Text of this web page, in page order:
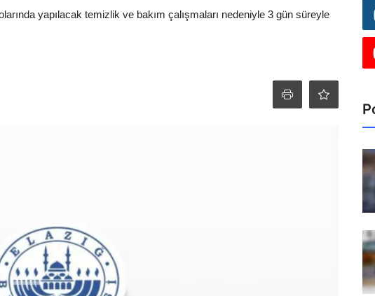
yapılacak temizlik ve bakım çalışmaları nedeniyle 3 gün süreyle